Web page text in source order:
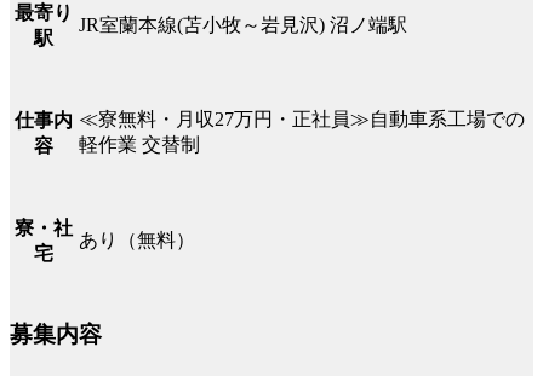
最寄り
駅
JR室蘭本線(苫小牧～岩見沢) 沼ノ端駅
仕事内
容
≪寮無料・月収27万円・正社員≫自動車系工場での
軽作業 交替制
寮・社
宅
あり（無料）
募集内容